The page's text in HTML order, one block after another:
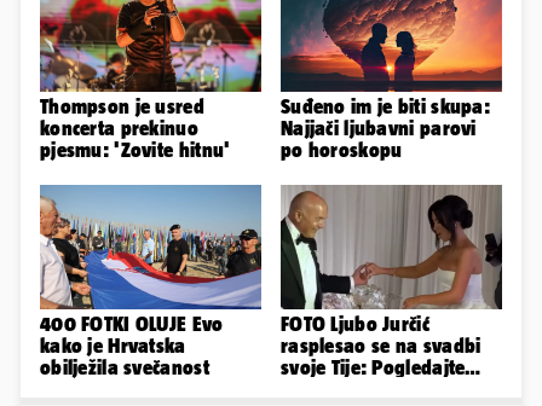
Thompson je usred
koncerta prekinuo
pjesmu: 'Zovite hitnu'
Suđeno im je biti skupa:
Najjači ljubavni parovi
po horoskopu
400 FOTKI OLUJE Evo
kako je Hrvatska
obilježila svečanost
FOTO Ljubo Jurčić
rasplesao se na svadbi
svoje Tije: Pogledajte